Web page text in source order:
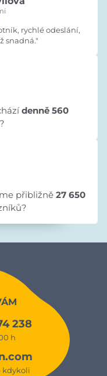
rychlé odeslání,
snadná."
denně 560
přibližně 27 650
238
h
kdykoli